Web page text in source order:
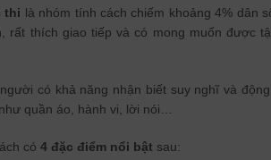
thi là nhóm tính cách chiếm khoảng 4% dân
rất thích giao tiếp và có mong muốn được
có khả năng nhận biết suy nghĩ và
quần áo, hành vi, lời nói…
có 4 đặc điểm nổi bật sau: